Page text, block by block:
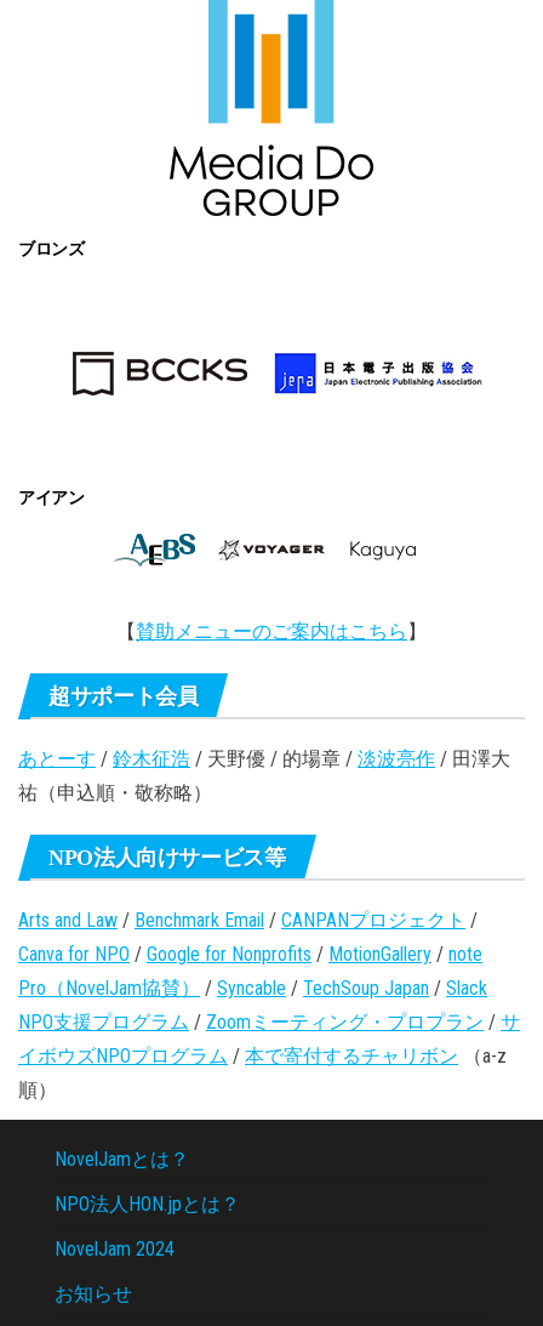
ブロンズ
アイアン
【賛助メニューのご案内はこちら 】
超サポート会員
あとーす / 鈴木征浩 / 天野優 / 的場章 / 淡波亮作 / 田澤大
祐（申込順・敬称略）
NPO法人向けサービス等
Arts and Law / Benchmark Email / CANPANプロジェクト /
Canva for NPO / Google for Nonprofits / MotionGallery / note
Pro（NovelJam協賛）
/ Syncable / TechSoup Japan / Slack
NPO支援プログラム / Zoomミーティング・プロプラン / サ
イボウズNPOプログラム / 本で寄付するチャリボン （a-z
順）
NovelJamとは？
NPO法人HON.jpとは？
NovelJam 2024
お知らせ